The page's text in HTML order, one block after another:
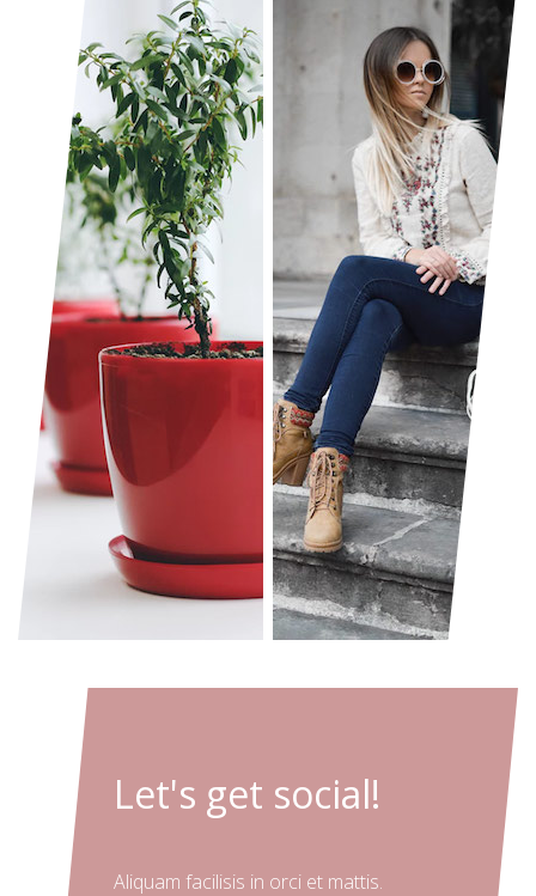
Let's get social!
Aliquam facilisis in orci et mattis.